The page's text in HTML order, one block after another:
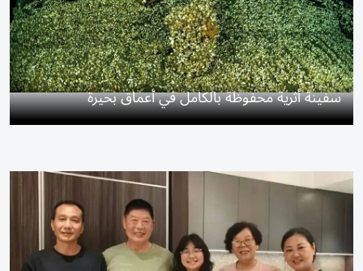
سفينة أثرية محفوظة بالكامل في أعماق بحيرة